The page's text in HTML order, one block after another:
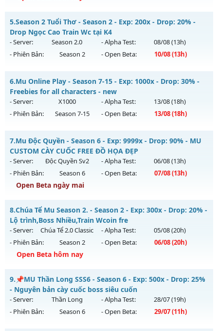
Thể loại: Mu Nguyên bản Webzen
Antihack: Chống Hack/ Dupe 100%
Mu Reset hàng ngày - Boss Nhiều Train K4 brack 5 Wc
Mu mới ra tháng 08 2026 - Mở máy chủ
13h ngày 06/08/2626
Exp: 1000x - Drop: 20%
Thể loại: Mu Nguyên bản Webzen
Antihack: GameGuard
5.Season 2 Tuổi Thơ - Season 2 - Exp: 200x - Drop: 20% -
Drop Ngọc Cao Train Wc tại K4
- Server: Season 2.0 - Alpha Test: 08/08(13h)
- Phiên Bản:
Season 2 - Open Beta: 10/08(13h)
Season 2 Tuổi Thơ - Drop Ngọc Cao Train Wc tại K4
Mu mới ra tháng 08 2026 - Mở máy chủ
ngày 10/08/2626
Exp: 200x - Drop: 20%
Thể loại: Mu Bán Đồ Full Trong Shop
Antihack: GameGuard
6.Mu Online Play - Season 7-15 - Exp: 1000x - Drop: 30% -
Freebies for all characters - new
- Server: X1000 - Alpha Test: 13/08(18h)
- Phiên Bản:
Season 7-15 - Open Beta: 13/08(18h)
Mu Online Play - Freebies for all characters - new
Mu mới ra tháng 08 2026 - Mở máy chủ
13/08/2626
Exp: 1000x - Drop: 30%
Kiểu reset: Reset In Game
Thể loại: Mu Nguyên bản Webzen
Antihack: AntiShield
7.Mu Độc Quyền - Season 6 - Exp: 9999x - Drop: 90% - MU
CUSTOM CÀY CUỐC FREE ĐỒ HỌA ĐẸP
- Server: Độc Quyền Sv2 - Alpha Test: 06/08(13h)
- Phiên Bản:
Season 6 - Open Beta: 07/08(13h)
Open Beta ngày mai
Mu Độc Quyền - MU CUSTOM CÀY CUỐC FREE ĐỒ HỌA ĐẸP
Mu mới ra tháng 08 2026 - Mở máy chủ
13h ngày 07/08/2626
Exp: 9999x - Drop: 90%
Kiểu reset: Reset In Game
Thể loại: Mu Custom thêm đồ mới
Antihack: SharkGaurd
8.Chúa Tể Mu Season 2. - Season 2 - Exp: 300x - Drop: 20% -
Lộ trình,Boss Nhiều,Train Wcoin fre
- Server: Chúa Tể 2.0 Classic - Alpha Test: 05/08(20h)
- Phiên Bản:
Season 2 - Open Beta: 06/08(20h)
Open Beta hôm nay
Chúa Tể Mu Season 2. - Lộ trình,Boss Nhiều,Train Wcoin fre
Mu mới ra tháng 08 2026 - Mở máy chủ
vào 20h ngày 06/08/2626
Exp: 300x - Drop: 20%
9. 📌MU Thần Long SSS6 - Season 6 - Exp: 500x - Drop: 25%
- Nguyên bản cày cuốc boss siêu cuốn
- Server: Thần Long - Alpha Test: 28/07(19h)
- Phiên Bản:
Season 6 - Open Beta: 29/07(11h)